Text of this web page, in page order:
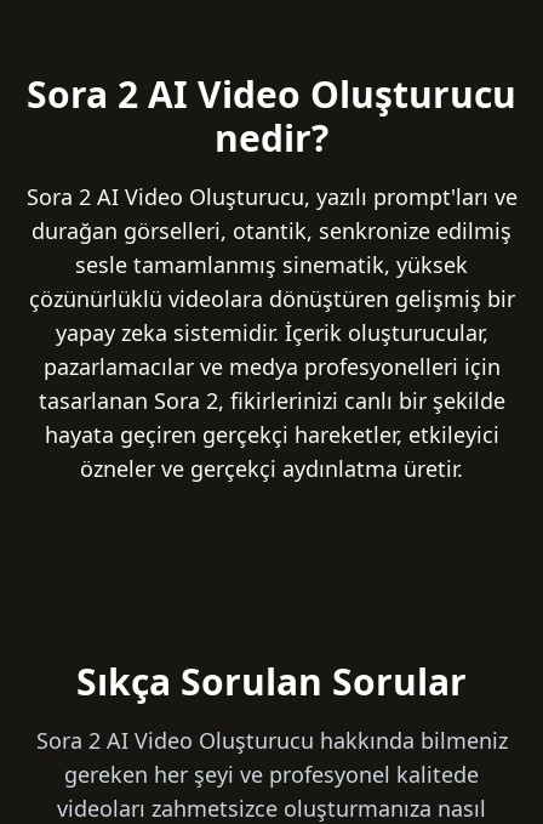
Sora 2 AI Video Oluşturucu
nedir?
Sora 2 AI Video Oluşturucu, yazılı prompt'ları ve
durağan görselleri, otantik, senkronize edilmiş
sesle tamamlanmış sinematik, yüksek
çözünürlüklü videolara dönüştüren gelişmiş bir
yapay zeka sistemidir. İçerik oluşturucular,
pazarlamacılar ve medya profesyonelleri için
tasarlanan Sora 2, fikirlerinizi canlı bir şekilde
hayata geçiren gerçekçi hareketler, etkileyici
özneler ve gerçekçi aydınlatma üretir.
Sıkça Sorulan Sorular
Sora 2 AI Video Oluşturucu hakkında bilmeniz
gereken her şeyi ve profesyonel kalitede
videoları zahmetsizce oluşturmanıza nasıl